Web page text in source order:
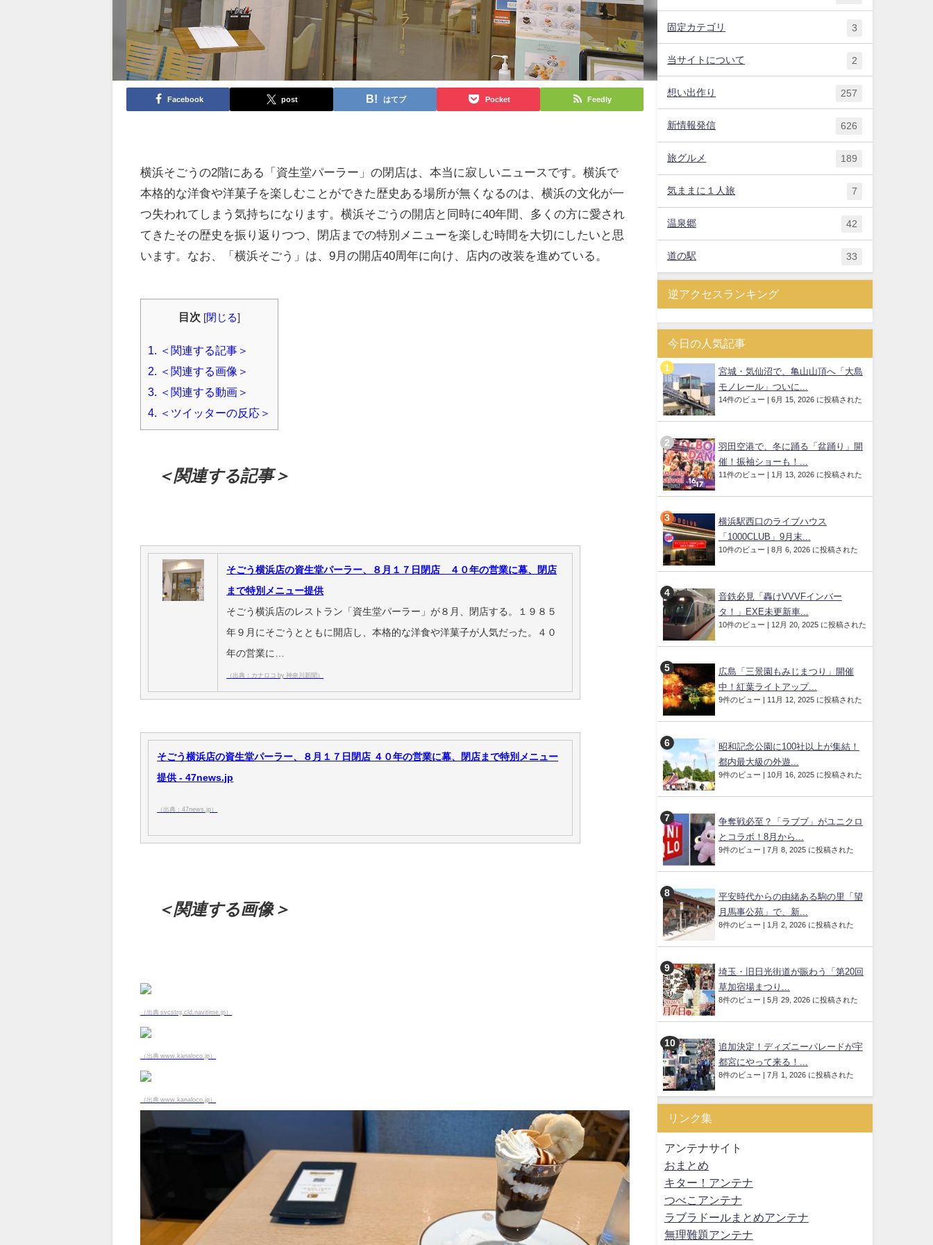
Facebook post はてブ Pocket Feedly
横浜そごうの2階にある「資生堂パーラー」の閉店は、本当に寂しいニュースです。横浜で
本格的な洋食や洋菓子を楽しむことができた歴史ある場所が無くなるのは、横浜の文化が一
つ失われてしまう気持ちになります。横浜そごうの開店と同時に40年間、多くの方に愛され
てきたその歴史を振り返りつつ、閉店までの特別メニューを楽しむ時間を大切にしたいと思
います。なお、「横浜そごう」は、9月の開店40周年に向け、店内の改装を進めている。
目次 閉じる
1.
＜関連する記事＞
2.
＜関連する画像＞
3.
＜関連する動画＞
4.
＜ツイッターの反応＞
＜関連する記事＞
そごう横浜店の資生堂パーラー、８月１７日閉店 ４０年の営業に幕、閉店
まで特別メニュー提供
そごう横浜店のレストラン「資生堂パーラー」が８月、閉店する。１９８５
年９月にそごうとともに開店し、本格的な洋食や洋菓子が人気だった。４０
年の営業に…
（出典：カナロコ by 神奈川新聞）
そごう横浜店の資生堂パーラー、８月１７日閉店 ４０年の営業に幕、閉店まで特別メニュー
提供 - 47news.jp
（出典：47news.jp）
＜関連する画像＞
（出典 svcstrg.cld.navitime.jp）
（出典 www.kanaloco.jp）
（出典 www.kanaloco.jp）
固定カテゴリ 3
当サイトについて 2
想い出作り 257
新情報発信 626
旅グルメ 189
気ままに１人旅 7
温泉郷 42
道の駅 33
逆アクセスランキング
今日の人気記事
宮城・気仙沼で、亀山山頂へ「大島
モノレール」ついに...
14件のビュー | 6月 15, 2026 に投稿された
羽田空港で、冬に踊る「盆踊り」開
催！振袖ショーも！...
11件のビュー | 1月 13, 2026 に投稿された
横浜駅西口のライブハウス
「1000CLUB」9月末...
10件のビュー | 8月 6, 2026 に投稿された
音鉄必見「轟けVVVFインバー
タ！」EXE未更新車...
10件のビュー | 12月 20, 2025 に投稿された
広島「三景園もみじまつり」開催
中！紅葉ライトアップ...
9件のビュー | 11月 12, 2025 に投稿された
昭和記念公園に100社以上が集結！
都内最大級の外遊...
9件のビュー | 10月 16, 2025 に投稿された
争奪戦必至？「ラブブ」がユニクロ
とコラボ！8月から...
9件のビュー | 7月 8, 2025 に投稿された
平安時代からの由緒ある駒の里「望
月馬事公苑」で、新...
8件のビュー | 1月 2, 2026 に投稿された
埼玉・旧日光街道が賑わう「第20回
草加宿場まつり...
8件のビュー | 5月 29, 2026 に投稿された
追加決定！ディズニーパレードが宇
都宮にやって来る！...
8件のビュー | 7月 1, 2026 に投稿された
リンク集
アンテナサイト
おまとめ
キター！アンテナ
つべこアンテナ
ラブラドールまとめアンテナ
無理難題アンテナ